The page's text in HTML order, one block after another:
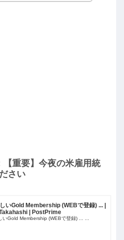
重要】今夜の米雇用統
さい
いGold Membership (WEBで登録) ... |
| PostPrime
いGold Membership (WEBで登録) ... ...